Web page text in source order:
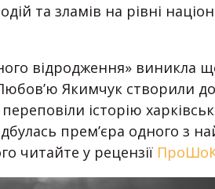
та зламів на рівні
відродження» виникла
Якимчук створили
історію
премʼєра одного з
читайте у рецензії